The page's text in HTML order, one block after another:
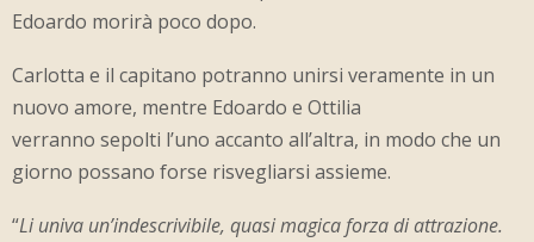
Edoardo morirà poco dopo.
Carlotta e il capitano potranno unirsi veramente in un
nuovo amore, mentre Edoardo e Ottilia
verranno sepolti l’uno accanto all’altra, in modo che un
giorno possano forse risvegliarsi assieme.
“Li univa un’indescrivibile, quasi magica forza di attrazione.